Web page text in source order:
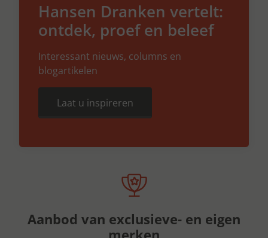
Hansen Dranken vertelt:
ontdek, proef en beleef
Interessant nieuws, columns en
blogartikelen
Laat u inspireren
Aanbod van exclusieve- en eigen